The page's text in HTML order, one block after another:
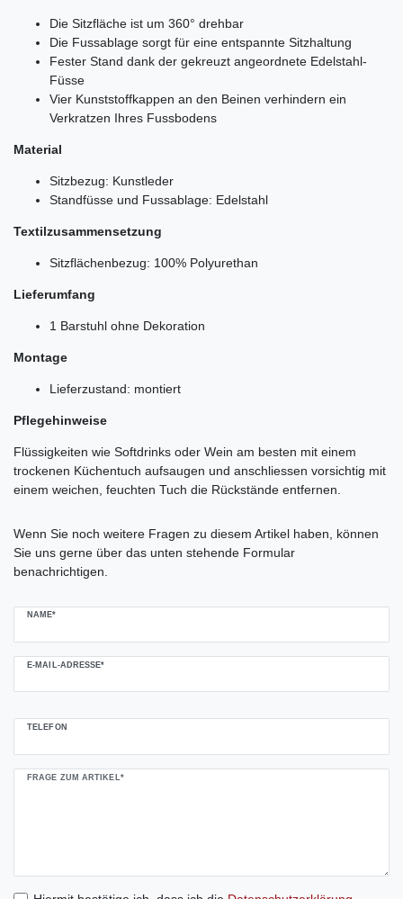
Die Sitzfläche ist um 360° drehbar
Die Fussablage sorgt für eine entspannte Sitzhaltung
Fester Stand dank der gekreuzt angeordnete Edelstahl-
Füsse
Vier Kunststoffkappen an den Beinen verhindern ein
Verkratzen Ihres Fussbodens
Material
Sitzbezug: Kunstleder
Standfüsse und Fussablage: Edelstahl
Textilzusammensetzung
Sitzflächenbezug: 100% Polyurethan
Lieferumfang
1 Barstuhl ohne Dekoration
Montage
Lieferzustand: montiert
Pflegehinweise
Flüssigkeiten wie Softdrinks oder Wein am besten mit einem
trockenen Küchentuch aufsaugen und anschliessen vorsichtig mit
einem weichen, feuchten Tuch die Rückstände entfernen.
Wenn Sie noch weitere Fragen zu diesem Artikel haben, können
Sie uns gerne über das unten stehende Formular
benachrichtigen.
NAME*
E-MAIL-ADRESSE*
TELEFON
FRAGE ZUM ARTIKEL*